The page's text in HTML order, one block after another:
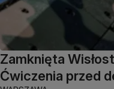
Zamknięta
Ćwiczenia przed